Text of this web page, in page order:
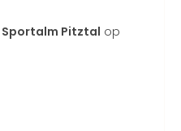
Sportalm Pitztal op